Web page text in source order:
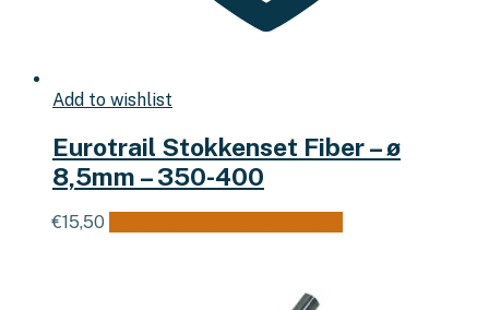
Add to wishlist
Eurotrail Stokkenset Fiber – ø
8,5mm – 350-400
€15,50